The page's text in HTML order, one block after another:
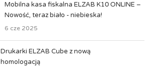
Mobilna kasa fiskalna ELZAB K10 ONLINE –
Nowość, teraz biało - niebieska!
6 cze 2025
Drukarki ELZAB Cube z nową
homologacją